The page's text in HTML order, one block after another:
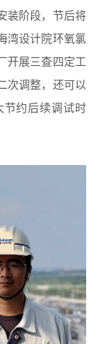
装阶段，节后将
湾设计院环氧氯
开展三查四定工
次调整，还可以
节约后续调试时